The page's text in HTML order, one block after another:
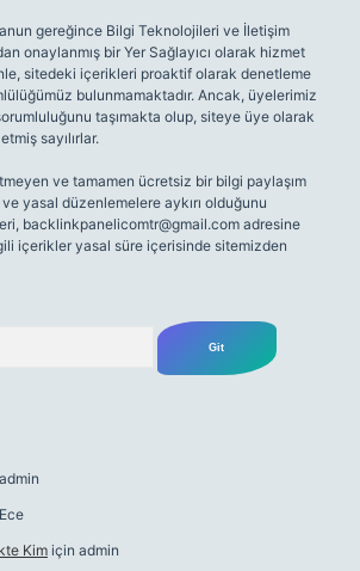
gereğince Bilgi Teknolojileri ve İletişim
onaylanmış bir Yer Sağlayıcı olarak hizmet
sitedeki içerikleri proaktif olarak denetleme
bulunmamaktadır. Ancak, üyelerimiz
taşımakta olup, siteye üye olarak
sayılırlar.
ve tamamen ücretsiz bir bilgi paylaşım
yasal düzenlemelere aykırı olduğunu
backlinkpanelicomtr@gmail.com adresine
içerikler yasal süre içerisinde sitemizden
admin
Ece
Kim için admin